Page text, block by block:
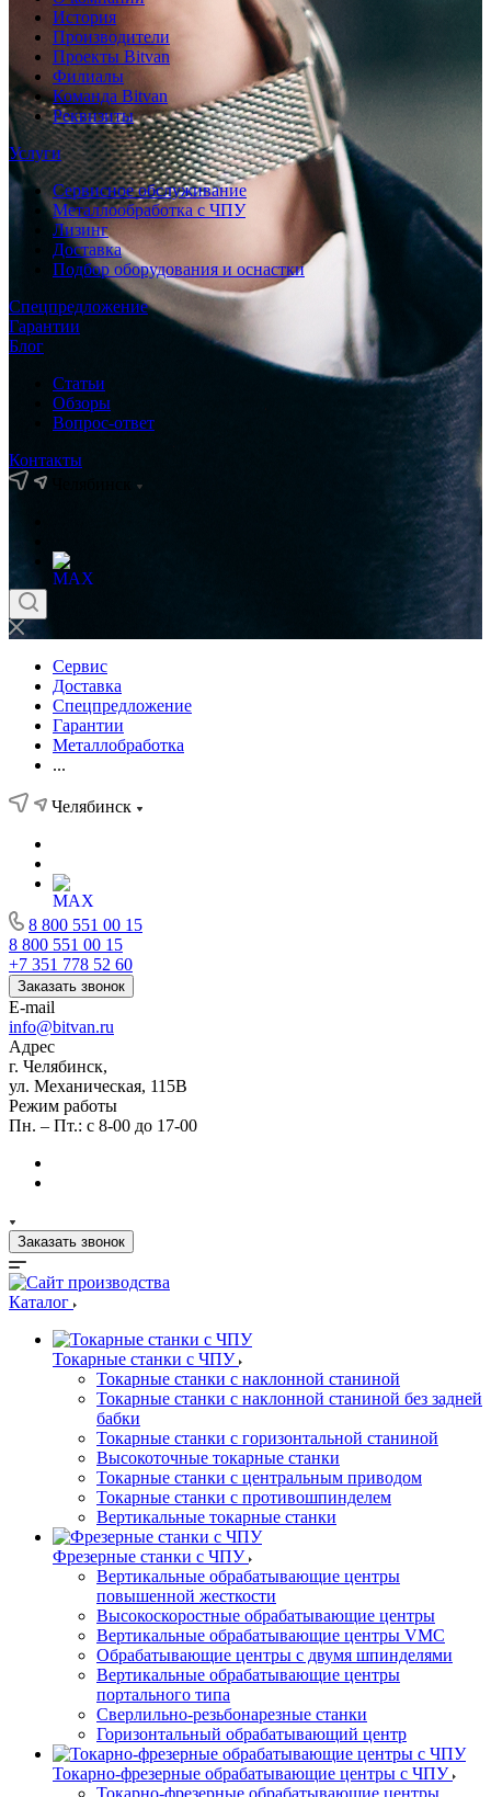
История
Производители
Проекты Bitvan
Филиалы
Команда Bitvan
Реквизиты
Услуги
Сервисное обслуживание
Металлообработка с ЧПУ
Лизинг
Доставка
Подбор оборудования и оснастки
Спецпредложение
Гарантии
Блог
Статьи
Обзоры
Вопрос-ответ
Контакты
Сервис
Доставка
Спецпредложение
Гарантии
Металлобработка
...
Челябинск
8 800 551 00 15
8 800 551 00 15
+7 351 778 52 60
Заказать звонок
E-mail
info@bitvan.ru
Адрес
г. Челябинск,
ул. Механическая, 115В
Режим работы
Пн. – Пт.: с 8-00 до 17-00
Заказать звонок
Каталог
Токарные станки с ЧПУ
Токарные станки с наклонной станиной
Токарные станки с наклонной станиной без задней
бабки
Токарные станки с горизонтальной станиной
Высокоточные токарные станки
Токарные станки с центральным приводом
Токарные станки с противошпинделем
Вертикальные токарные станки
Фрезерные станки с ЧПУ
Вертикальные обрабатывающие центры
повышенной жесткости
Высокоскоростные обрабатывающие центры
Вертикальные обрабатывающие центры VMC
Обрабатывающие центры с двумя шпинделями
Вертикальные обрабатывающие центры
портального типа
Сверлильно-резьбонарезные станки
Горизонтальный обрабатывающий центр
Токарно-фрезерные обрабатывающие центры с ЧПУ